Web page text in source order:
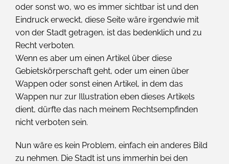
oder sonst wo, wo es immer sichtbar ist und den
Eindruck erweckt, diese Seite wäre irgendwie mit
von der Stadt getragen, ist das bedenklich und zu
Recht verboten.
Wenn es aber um einen Artikel über diese
Gebietskörperschaft geht, oder um einen über
Wappen oder sonst einen Artikel, in dem das
Wappen nur zur Illustration eben dieses Artikels
dient, dürfte das nach meinem Rechtsempfinden
nicht verboten sein.
Nun wäre es kein Problem, einfach ein anderes Bild
zu nehmen. Die Stadt ist uns immerhin bei den